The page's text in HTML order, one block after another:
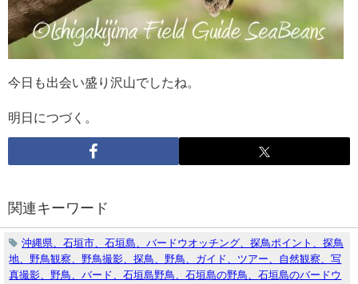
今日も出会い盛り沢山でしたね。
明日につづく。
関連キーワード
沖縄県、石垣市、石垣島、バードウオッチング、探鳥ポイント、探鳥
地、野鳥観察、野鳥撮影、探鳥、野鳥、ガイド、ツアー、自然観察、写
真撮影、野鳥、バード、石垣島野鳥、石垣島の野鳥、石垣島のバードウ